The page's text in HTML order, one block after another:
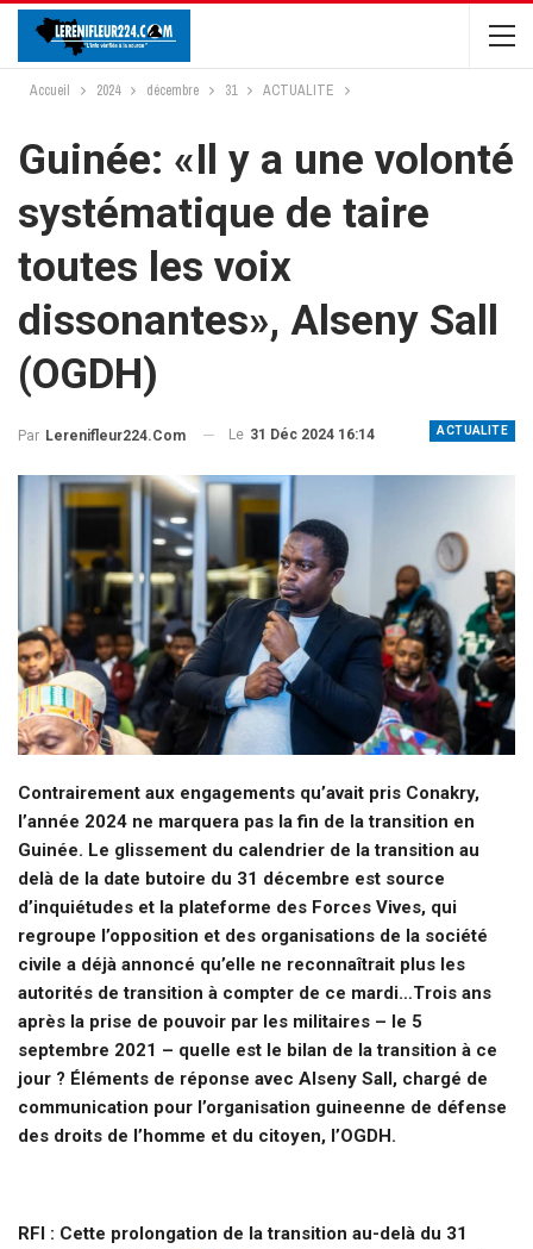
Accueil 2024 décembre 31 ACTUALITE
Guinée: «Il y a une volonté
systématique de taire
toutes les voix
dissonantes», Alseny Sall
(OGDH)
ACTUALITE
Par Lerenifleur224.com Le 31 Déc 2024 16:14
Contrairement aux engagements qu’avait pris Conakry,
l’année 2024 ne marquera pas la fin de la transition en
Guinée. Le glissement du calendrier de la transition au
delà de la date butoire du 31 décembre est source
d’inquiétudes et la plateforme des Forces Vives, qui
regroupe l’opposition et des organisations de la société
civile a déjà annoncé qu’elle ne reconnaîtrait plus les
autorités de transition à compter de ce mardi…Trois ans
après la prise de pouvoir par les militaires – le 5
septembre 2021 – quelle est le bilan de la transition à ce
jour ? Éléments de réponse avec Alseny Sall, chargé de
communication pour l’organisation guineenne de défense
des droits de l’homme et du citoyen, l’OGDH.
RFI : Cette prolongation de la transition au-delà du 31